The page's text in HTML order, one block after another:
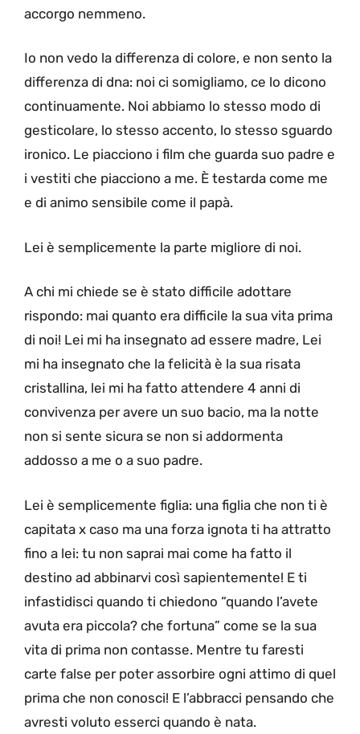
accorgo nemmeno.
Io non vedo la differenza di colore, e non sento la
differenza di dna: noi ci somigliamo, ce lo dicono
continuamente. Noi abbiamo lo stesso modo di
gesticolare, lo stesso accento, lo stesso sguardo
ironico. Le piacciono i film che guarda suo padre e
i vestiti che piacciono a me. È testarda come me
e di animo sensibile come il papà.
Lei è semplicemente la parte migliore di noi.
A chi mi chiede se è stato difficile adottare
rispondo: mai quanto era difficile la sua vita prima
di noi! Lei mi ha insegnato ad essere madre, Lei
mi ha insegnato che la felicità è la sua risata
cristallina, lei mi ha fatto attendere 4 anni di
convivenza per avere un suo bacio, ma la notte
non si sente sicura se non si addormenta
addosso a me o a suo padre.
Lei è semplicemente figlia: una figlia che non ti è
capitata x caso ma una forza ignota ti ha attratto
fino a lei: tu non saprai mai come ha fatto il
destino ad abbinarvi così sapientemente! E ti
infastidisci quando ti chiedono “quando l’avete
avuta era piccola? che fortuna” come se la sua
vita di prima non contasse. Mentre tu faresti
carte false per poter assorbire ogni attimo di quel
prima che non conosci! E l’abbracci pensando che
avresti voluto esserci quando è nata.